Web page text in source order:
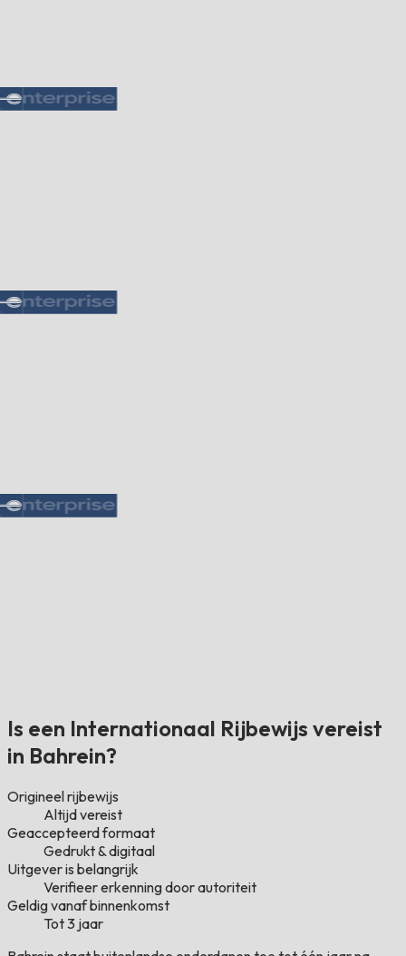
Is een Internationaal Rijbewijs vereist
in Bahrein?
Origineel rijbewijs
Altijd vereist
Geaccepteerd formaat
Gedrukt & digitaal
Uitgever is belangrijk
Verifieer erkenning door autoriteit
Geldig vanaf binnenkomst
Tot 3 jaar